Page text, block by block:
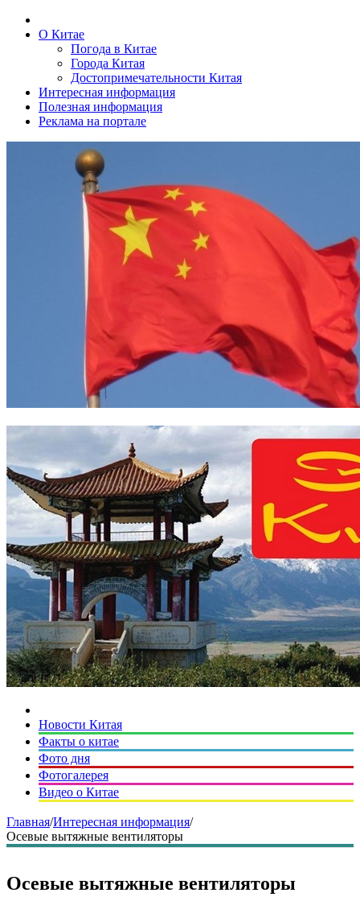
О Китае
Погода в Китае
Города Китая
Достопримечательности Китая
Интересная информация
Полезная информация
Реклама на портале
Новости Китая
Факты о китае
Фото дня
Фотогалерея
Видео о Китае
Главная/Интересная информация/
Осевые вытяжные вентиляторы
Осевые вытяжные вентиляторы